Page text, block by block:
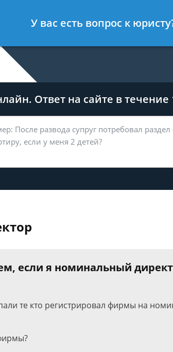
гражданскому праву
Ответ на сайте в течение
если я номинальный
те кто регистрировал фирмы на
У вас есть вопрос к